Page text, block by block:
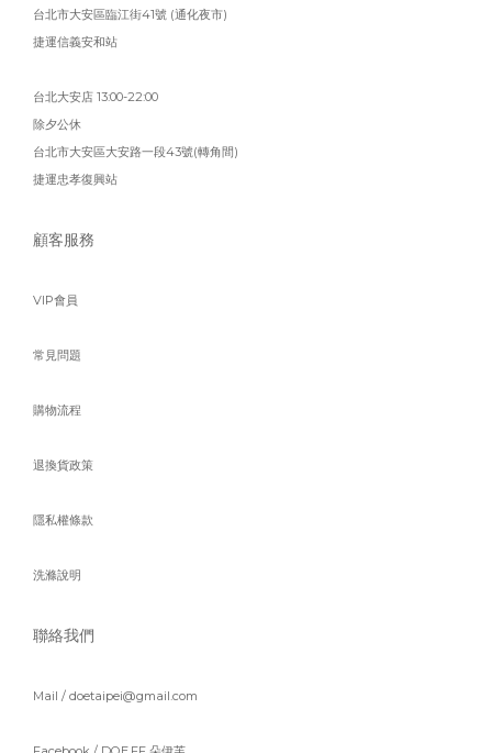
台北市大安區臨江街41號 (通化夜市)
捷運信義安和站
台北大安店 13:00-22:00
除夕公休
台北市大安區大安路一段43號(轉角間)
捷運忠孝復興站
顧客服務
VIP會員
常見問題
購物流程
退換貨政策
隱私權條款
洗滌說明
聯絡我們
Mail / doetaipei@gmail.com